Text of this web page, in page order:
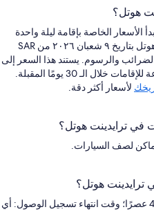
هوتل؟
من ٧ شعبان ٢٠٢٦، ستبدأ الأسعار الخاصة بإقامة ليلة واحدة
لشخصين بالغين في ترايدينت هوتل بتاريخ ٩ شعبان ٢٠٢٦ من SAR
الضرائب والرسوم. يستند هذا السعر إلى
أقل سعر لليلة في آخر 24 ساعة للإقامات خلال الـ 30 يومًا المقبلة.
لأسعار أكثر دقة.
في ترايدينت هوتل؟
لصف السيارات.
هوتل؟
وقت بدء تسجيل الوصول: 4:00 عصرًا؛ وقت انتهاء تسجيل الوصول: أي